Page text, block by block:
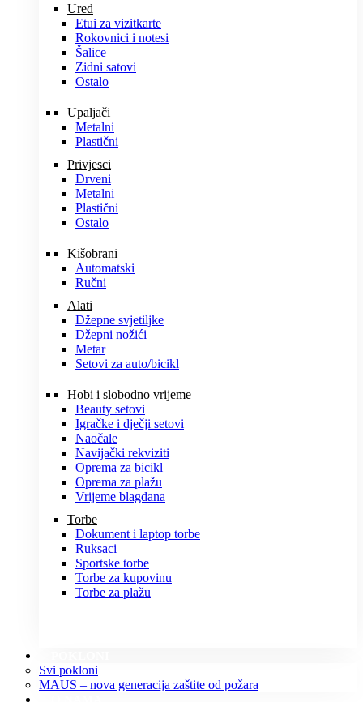
Ured
Etui za vizitkarte
Rokovnici i notesi
Šalice
Zidni satovi
Ostalo
Upaljači
Metalni
Plastični
Privjesci
Drveni
Metalni
Plastični
Ostalo
Kišobrani
Automatski
Ručni
Alati
Džepne svjetiljke
Džepni nožići
Metar
Setovi za auto/bicikl
Hobi i slobodno vrijeme
Beauty setovi
Igračke i dječji setovi
Naočale
Navijački rekviziti
Oprema za bicikl
Oprema za plažu
Vrijeme blagdana
Torbe
Dokument i laptop torbe
Ruksaci
Sportske torbe
Torbe za kupovinu
Torbe za plažu
Svi pokloni
MAUS – nova generacija zaštite od požara